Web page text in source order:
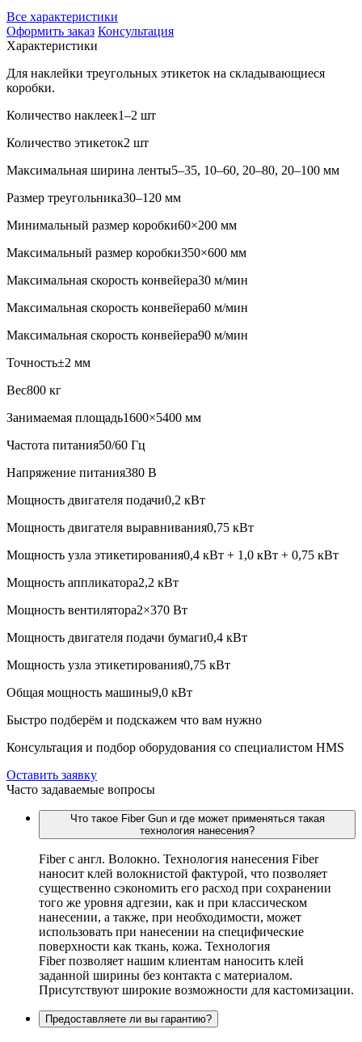
Все характеристики
Оформить заказ Консультация
Характеристики
Для наклейки треугольных этикеток на складывающиеся
коробки.
Количество наклеек1–2 шт
Количество этикеток2 шт
Максимальная ширина ленты5–35, 10–60, 20–80, 20–100 мм
Размер треугольника30–120 мм
Минимальный размер коробки60×200 мм
Максимальный размер коробки350×600 мм
Максимальная скорость конвейера30 м/мин
Максимальная скорость конвейера60 м/мин
Максимальная скорость конвейера90 м/мин
Точность±2 мм
Вес800 кг
Занимаемая площадь1600×5400 мм
Частота питания50/60 Гц
Напряжение питания380 В
Мощность двигателя подачи0,2 кВт
Мощность двигателя выравнивания0,75 кВт
Мощность узла этикетирования0,4 кВт + 1,0 кВт + 0,75 кВт
Мощность аппликатора2,2 кВт
Мощность вентилятора2×370 Вт
Мощность двигателя подачи бумаги0,4 кВт
Мощность узла этикетирования0,75 кВт
Общая мощность машины9,0 кВт
Быстро подберём и подскажем что вам нужно
Консультация и подбор оборудования со специалистом HMS
Оставить заявку
Часто задаваемые вопросы
Что такое Fiber Gun и где может применяться такая
технология нанесения?
Fiber c англ. Волокно. Технология нанесения Fiber
наносит клей волокнистой фактурой, что позволяет
существенно сэкономить его расход при сохранении
того же уровня адгезии, как и при классическом
нанесении, а также, при необходимости, может
использовать при нанесении на специфические
поверхности как ткань, кожа. Технология
Fiber позволяет нашим клиентам наносить клей
заданной ширины без контакта с материалом.
Присутствуют широкие возможности для кастомизации.
Предоставляете ли вы гарантию?